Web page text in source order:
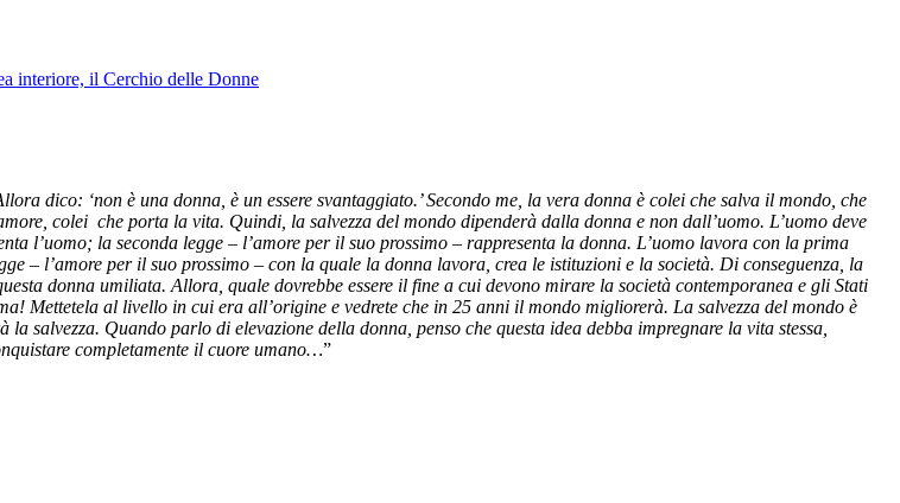
interiore, il Cerchio delle Donne
dico: ‘non è una donna, è un essere svantaggiato.’ Secondo me, la vera donna è colei che salva il mondo, che
colei che porta la vita. Quindi, la salvezza del mondo dipenderà dalla donna e non dall’uomo. L’uomo deve
l’uomo; la seconda legge – l’amore per il suo prossimo – rappresenta la donna. L’uomo lavora con la prima
– l’amore per il suo prossimo – con la quale la donna lavora, crea le istituzioni e la società. Di conseguenza, la
donna umiliata. Allora, quale dovrebbe essere il fine a cui devono mirare la società contemporanea e gli Stati
Mettetela al livello in cui era all’origine e vedrete che in 25 anni il mondo migliorerà. La salvezza del mondo è
la salvezza. Quando parlo di elevazione della donna, penso che questa idea debba impregnare la vita stessa,
completamente il cuore umano…”